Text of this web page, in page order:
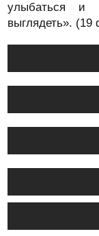
улыбаться и
выглядеть». (19